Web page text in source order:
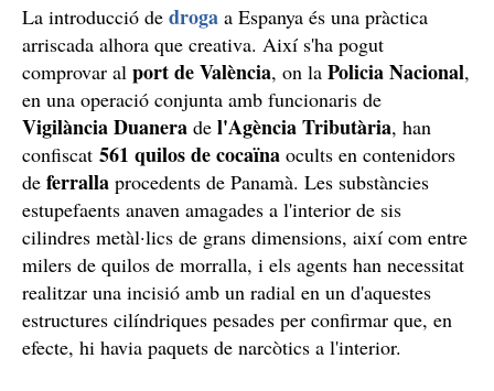
La introducció de droga a Espanya és una pràctica
arriscada alhora que creativa. Així s'ha pogut
comprovar al port de València, on la Policia Nacional,
en una operació conjunta amb funcionaris de
Vigilància Duanera de l'Agència Tributària, han
confiscat 561 quilos de cocaïna ocults en contenidors
de ferralla procedents de Panamà. Les substàncies
estupefaents anaven amagades a l'interior de sis
cilindres metàl·lics de grans dimensions, així com entre
milers de quilos de morralla, i els agents han necessitat
realitzar una incisió amb un radial en un d'aquestes
estructures cilíndriques pesades per confirmar que, en
efecte, hi havia paquets de narcòtics a l'interior.